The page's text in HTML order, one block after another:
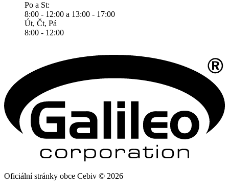
Po a St:
8:00 - 12:00 a 13:00 - 17:00
Út, Čt, Pá
8:00 - 12:00
Oficiální stránky obce Cebiv © 2026